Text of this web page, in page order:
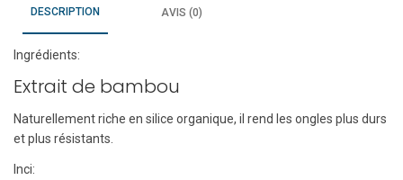
DESCRIPTION AVIS (0)
Ingrédients:
Extrait de bambou
Naturellement riche en silice organique, il rend les ongles plus durs
et plus résistants.
Inci: